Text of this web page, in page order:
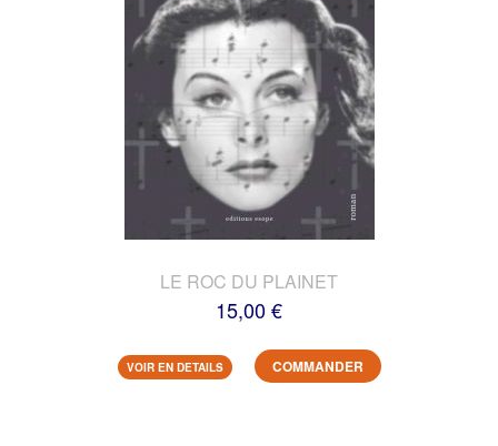
LE ROC DU PLAINET
15,00 €
VOIR EN DETAILS COMMANDER